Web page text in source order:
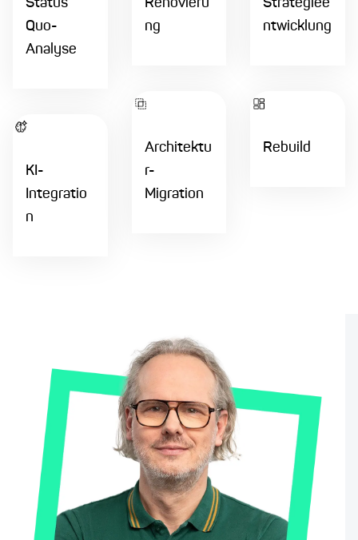
Status
Quo-
Analyse
KI-
Integratio
n
Renovieru
ng
Architektu
r-
Migration
Strategiee
ntwicklung
Rebuild